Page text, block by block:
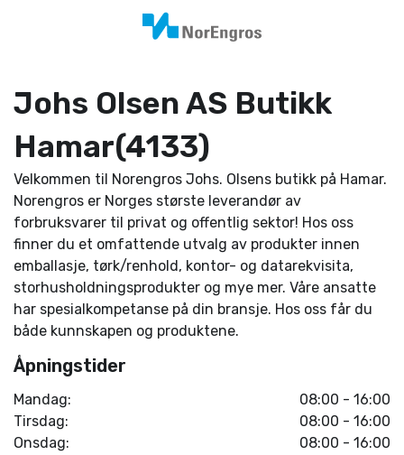
Johs Olsen AS Butikk
Hamar(4133)
Velkommen til Norengros Johs. Olsens butikk på Hamar.
Norengros er Norges største leverandør av
forbruksvarer til privat og offentlig sektor! Hos oss
finner du et omfattende utvalg av produkter innen
emballasje, tørk/renhold, kontor- og datarekvisita,
storhusholdningsprodukter og mye mer. Våre ansatte
har spesialkompetanse på din bransje. Hos oss får du
både kunnskapen og produktene.
Åpningstider
Mandag:
08:00 - 16:00
Tirsdag:
08:00 - 16:00
Onsdag:
08:00 - 16:00